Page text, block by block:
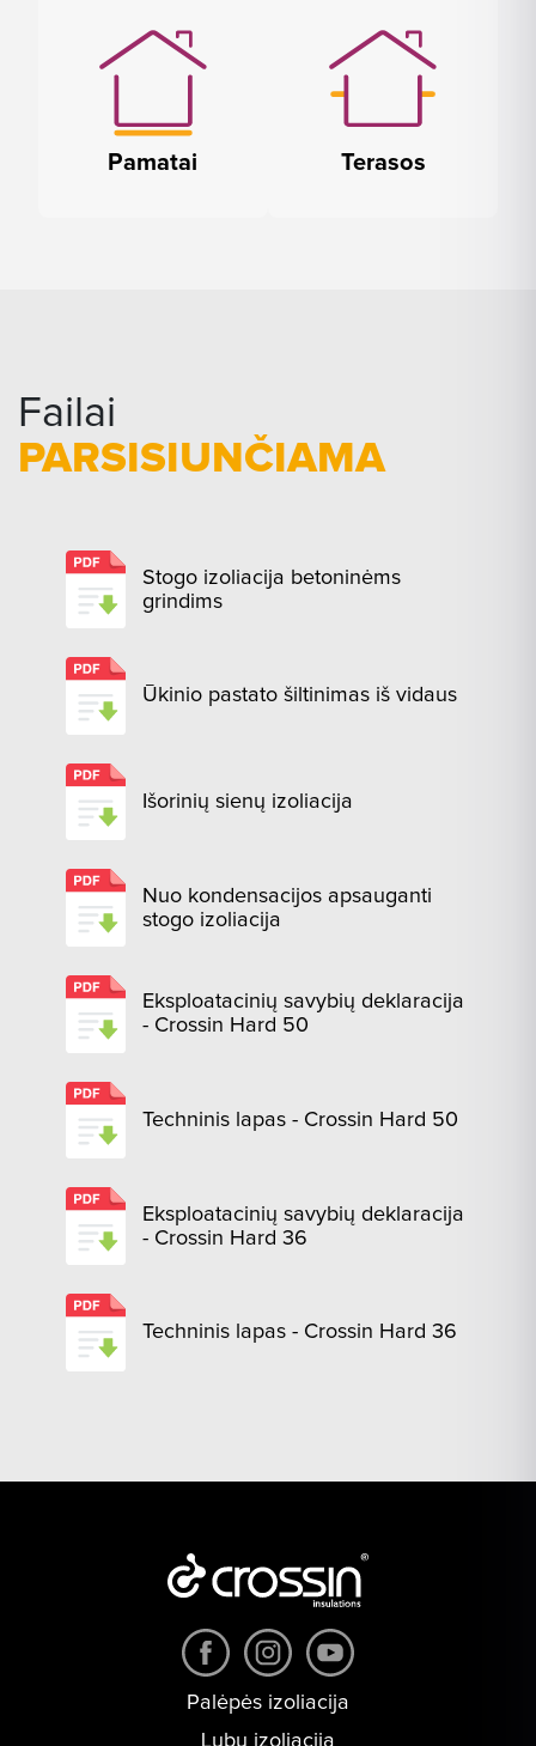
Pamatai Terasos
Failai
PARSISIUNČIAMA
Stogo izoliacija betoninėms
grindims
Ūkinio pastato šiltinimas iš vidaus
Išorinių sienų izoliacija
Nuo kondensacijos apsauganti
stogo izoliacija
Eksploatacinių savybių deklaracija
- Crossin Hard 50
Techninis lapas - Crossin Hard 50
Eksploatacinių savybių deklaracija
- Crossin Hard 36
Techninis lapas - Crossin Hard 36
Palėpės izoliacija
Lubų izoliacija